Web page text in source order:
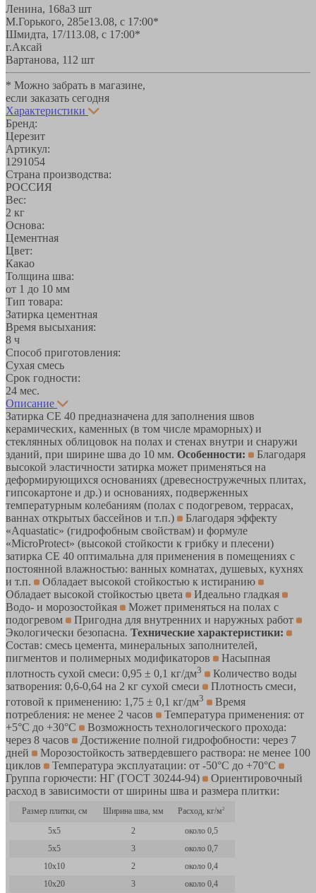
Ленина, 168а3 шт
М.Горького, 285е13.08, с 17:00*
Шмидта, 17/113.08, с 17:00*
г.Аксай
Вартанова, 11 2 шт
* Можно забрать в магазине,
если заказать сегодня
Характеристики
Бренд:
Церезит
Артикул:
1291054
Страна производства:
РОССИЯ
Вес:
2 кг
Основа:
Цементная
Цвет:
Какао
Толщина шва:
от 1 до 10 мм
Тип товара:
Затирка цементная
Время высыхания:
8 ч
Способ приготовления:
Сухая смесь
Срок годности:
24 мес.
Описание
Затирка CE 40 предназначена для заполнения швов
керамических, каменных (в том числе мраморных) и
стеклянных облицовок на полах и стенах внутри и снаружи
зданий, при ширине шва до 10 мм. Особенности:
Благодаря
высокой эластичности затирка может применяться на
деформирующихся основаниях (древесностружечных плитах,
гипсокартоне и др.) и основаниях, подверженных
температурным колебаниям (полах с подогревом, террасах,
ваннах открытых бассейнов и т.п.)
Благодаря эффекту
«Aquastatic» (гидрофобным свойствам) и формуле
«MicroProtect» (высокой стойкости к грибку и плесени)
затирка CE 40 оптимальна для применения в помещениях с
постоянной влажностью: ванных комнатах, душевых, кухнях
и т.п.
Обладает высокой стойкостью к истиранию
Обладает высокой стойкостью цвета
Идеально гладкая
Водо- и морозостойкая
Может применяться на полах с
подогревом
Пригодна для внутренних и наружных работ
Экологически безопасна. Технические характеристики:
Состав: смесь цемента, минеральных заполнителей,
пигментов и полимерных модификаторов
Насыпная
плотность сухой смеси: 0,95 ± 0,1 кг/дм3
Количество воды
затворения: 0,6-0,64 на 2 кг сухой смеси
Плотность смеси,
готовой к применению: 1,75 ± 0,1 кг/дм3
Время
потребления: не менее 2 часов
Температура применения: от
+5°C до +30°C
Возможность технологического прохода:
через 8 часов
Достижение полной гидрофобности: через 7
дней
Морозостойкость затвердевшего раствора: не менее 100
циклов
Температура эксплуатации: от -50°С до +70°С
Группа горючести: НГ (ГОСТ 30244-94)
Ориентировочный
расход в зависимости от ширины шва и размера плитки:
Размер плитки, см Ширина шва, мм Расход, кг/м2
5x5 2
около 0,5
5x5
3
около 0,7
10x10
2
около 0,4
10x20
3
около 0,4